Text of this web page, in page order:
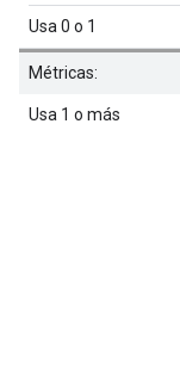
Usa 0 o 1
Métricas:
Usa 1 o más